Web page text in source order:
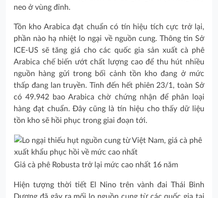
neo ở vùng đỉnh.
Tồn kho Arabica đạt chuẩn có tín hiệu tích cực trở lại,
phần nào hạ nhiệt lo ngại về nguồn cung. Thông tin Sở
ICE-US sẽ tăng giá cho các quốc gia sản xuất cà phê
Arabica chế biến ướt chất lượng cao để thu hút nhiều
nguồn hàng gửi trong bối cảnh tồn kho đang ở mức
thấp đang lan truyền. Tính đến hết phiên 23/1, toàn Sở
có 49.942 bao Arabica chờ chứng nhận để phân loại
hàng đạt chuẩn. Đây cũng là tín hiệu cho thấy dữ liệu
tồn kho sẽ hồi phục trong giai đoạn tới.
Giá cà phê Robusta trở lại mức cao nhất 16 năm
Hiện tượng thời tiết El Nino trên vành đai Thái Bình